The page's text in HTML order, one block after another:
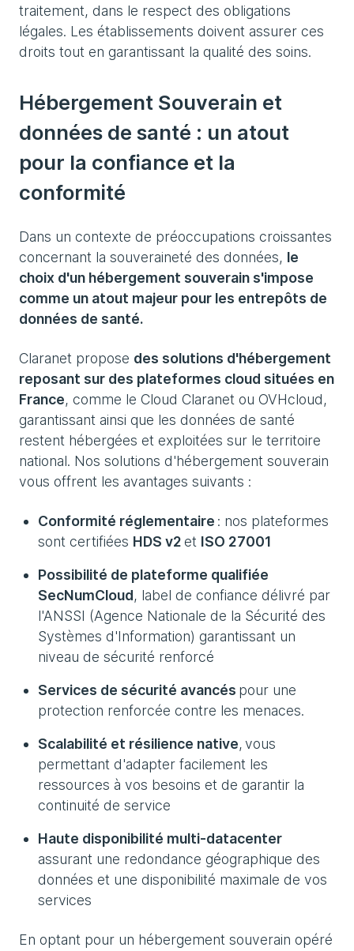
traitement, dans le respect des obligations
légales. Les établissements doivent assurer ces
droits tout en garantissant la qualité des soins.
Hébergement Souverain et
données de santé : un atout
pour la confiance et la
conformité
Dans un contexte de préoccupations croissantes
concernant la souveraineté des données, le
choix d'un hébergement souverain s'impose
comme un atout majeur pour les entrepôts de
données de santé.
Claranet propose des solutions d'hébergement
reposant sur des plateformes cloud situées en
France, comme le Cloud Claranet ou OVHcloud,
garantissant ainsi que les données de santé
restent hébergées et exploitées sur le territoire
national. Nos solutions d'hébergement souverain
vous offrent les avantages suivants :
Conformité réglementaire : nos plateformes
sont certifiées HDS v2et ISO 27001
Possibilité de plateforme qualifiée
SecNumCloud, label de confiance délivré par
l'ANSSI (Agence Nationale de la Sécurité des
Systèmes d'Information) garantissant un
niveau de sécurité renforcé
Services de sécurité avancés pour une
protection renforcée contre les menaces.
Scalabilité et résilience native, vous
permettant d'adapter facilement les
ressources à vos besoins et de garantir la
continuité de service
Haute disponibilité multi-datacenter
assurant une redondance géographique des
données et une disponibilité maximale de vos
services
En optant pour un hébergement souverain opéré